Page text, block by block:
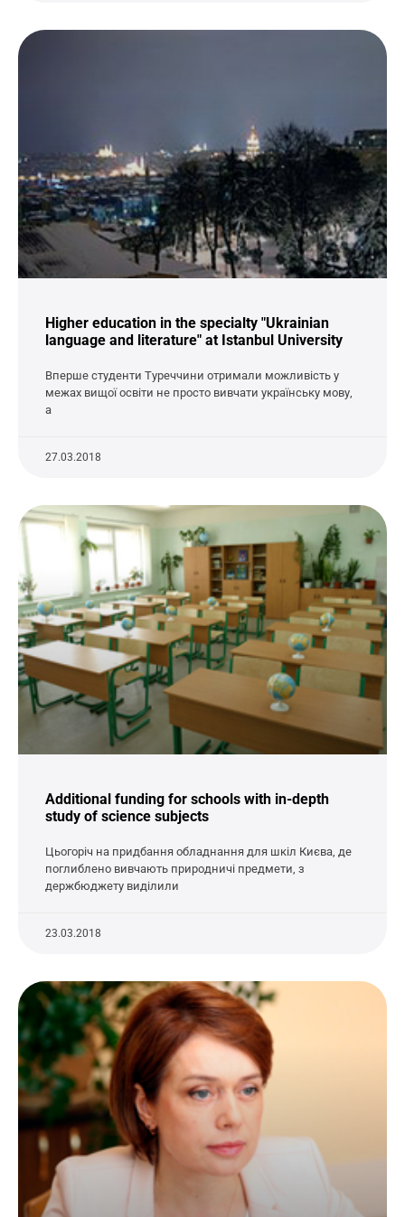
Higher education in the specialty "Ukrainian
language and literature" at Istanbul University
Вперше студенти Туреччини отримали можливість у
межах вищої освіти не просто вивчати українську мову,
а
27.03.2018
Additional funding for schools with in-depth
study of science subjects
Цьогоріч на придбання обладнання для шкіл Києва, де
поглиблено вивчають природничі предмети, з
держбюджету виділили
23.03.2018